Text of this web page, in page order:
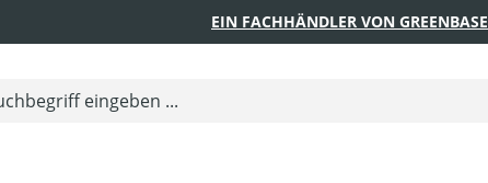
EIN FACHHÄNDLER VON GREENBASE